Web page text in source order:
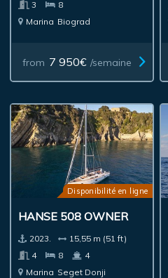
3
8
Marina Biograd
from 7 950€ /semaine
Disponibilité en ligne
HANSE 508 OWNER
2023.
15,55 m (51 ft)
4
8
4
Marina Seget Donji